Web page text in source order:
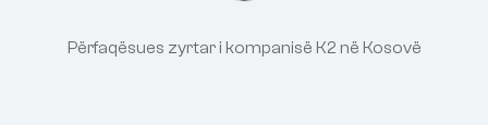
Përfaqësues zyrtar i kompanisë K2 në Kosovë